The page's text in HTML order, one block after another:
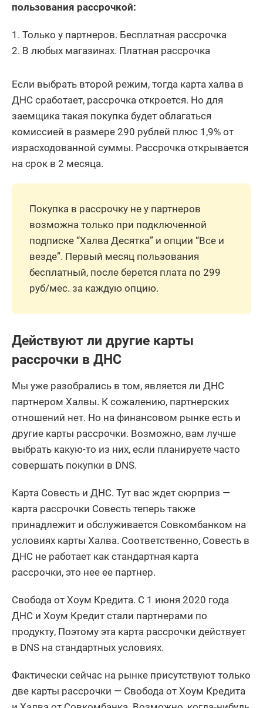
пользования рассрочкой:
Только у партнеров. Бесплатная рассрочка
В любых магазинах. Платная рассрочка
Если выбрать второй режим, тогда карта халва в
ДНС сработает, рассрочка откроется. Но для
заемщика такая покупка будет облагаться
комиссией в размере 290 рублей плюс 1,9% от
израсходованной суммы. Рассрочка открывается
на срок в 2 месяца.
Покупка в рассрочку не у партнеров
возможна только при подключенной
подписке “Халва Десятка” и опции “Все и
везде”. Первый месяц пользования
бесплатный, после берется плата по 299
руб/мес. за каждую опцию.
Действуют ли другие карты
рассрочки в ДНС
Мы уже разобрались в том, является ли ДНС
партнером Халвы. К сожалению, партнерских
отношений нет. Но на финансовом рынке есть и
другие карты рассрочки. Возможно, вам лучше
выбрать какую-то из них, если планируете часто
совершать покупки в DNS.
Карта Совесть и ДНС. Тут вас ждет сюрприз —
карта рассрочки Совесть теперь также
принадлежит и обслуживается Совкомбанком на
условиях карты Халва. Соответственно, Совесть в
ДНС не работает как стандартная карта
рассрочки, это нее ее партнер.
Свобода от Хоум Кредита. С 1 июня 2020 года
ДНС и Хоум Кредит стали партнерами по
продукту, Поэтому эта карта рассрочки действует
в DNS на стандартных условиях.
Фактически сейчас на рынке присутствуют только
две карты рассрочки — Свобода от Хоум Кредита